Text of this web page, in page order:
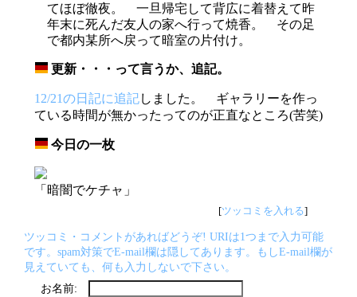
てほぼ徹夜。 一旦帰宅して背広に着替えて昨
年末に死んだ友人の家へ行って焼香。 その足
で都内某所へ戻って暗室の片付け。
更新・・・って言うか、追記。
12/21の日記に追記しました。 ギャラリーを作っ
ている時間が無かったってのが正直なところ(苦笑)
今日の一枚
「暗闇でケチャ」
[ツッコミを入れる]
ツッコミ・コメントがあればどうぞ! URIは1つまで入力可能
です。spam対策でE-mail欄は隠してあります。もしE-mail欄が
見えていても、何も入力しないで下さい。
お名前: